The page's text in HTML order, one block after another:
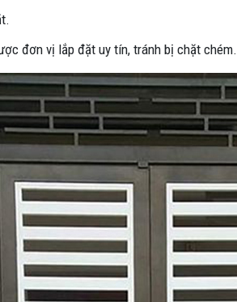
đơn vị lắp đặt uy tín, tránh bị chặt chém.